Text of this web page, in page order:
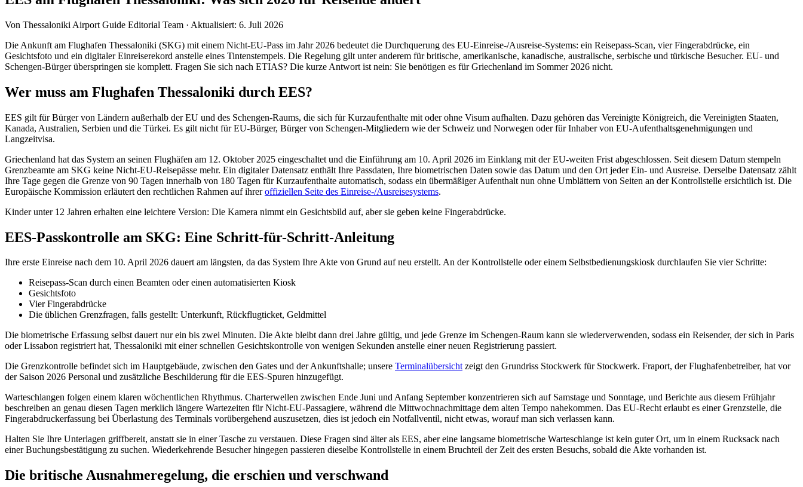
Von Thessaloniki Airport Guide Editorial Team · Aktualisiert: 6. Juli 2026
Die Ankunft am Flughafen Thessaloniki (SKG) mit einem Nicht-EU-Pass im Jahr 2026 bedeutet die Durchquerung des EU-Einreise-/Ausreise-Systems: ein Reisepass-Scan, vier Fingerabdrücke, ein
Gesichtsfoto und ein digitaler Einreiserekord anstelle eines Tintenstempels. Die Regelung gilt unter anderem für britische, amerikanische, kanadische, australische, serbische und türkische Besucher. EU- und
Schengen-Bürger überspringen sie komplett. Fragen Sie sich nach ETIAS? Die kurze Antwort ist nein: Sie benötigen es für Griechenland im Sommer 2026 nicht.
Wer muss am Flughafen Thessaloniki durch EES?
EES gilt für Bürger von Ländern außerhalb der EU und des Schengen-Raums, die sich für Kurzaufenthalte mit oder ohne Visum aufhalten. Dazu gehören das Vereinigte Königreich, die Vereinigten Staaten,
Kanada, Australien, Serbien und die Türkei. Es gilt nicht für EU-Bürger, Bürger von Schengen-Mitgliedern wie der Schweiz und Norwegen oder für Inhaber von EU-Aufenthaltsgenehmigungen und
Langzeitvisa.
Griechenland hat das System an seinen Flughäfen am 12. Oktober 2025 eingeschaltet und die Einführung am 10. April 2026 im Einklang mit der EU-weiten Frist abgeschlossen. Seit diesem Datum stempeln
Grenzbeamte am SKG keine Nicht-EU-Reisepässe mehr. Ein digitaler Datensatz enthält Ihre Passdaten, Ihre biometrischen Daten sowie das Datum und den Ort jeder Ein- und Ausreise. Derselbe Datensatz zählt
Ihre Tage gegen die Grenze von 90 Tagen innerhalb von 180 Tagen für Kurzaufenthalte automatisch, sodass ein übermäßiger Aufenthalt nun ohne Umblättern von Seiten an der Kontrollstelle ersichtlich ist. Die
Europäische Kommission erläutert den rechtlichen Rahmen auf ihreroffiziellen Seite des Einreise-/Ausreisesystems.
Kinder unter 12 Jahren erhalten eine leichtere Version: Die Kamera nimmt ein Gesichtsbild auf, aber sie geben keine Fingerabdrücke.
EES-Passkontrolle am SKG: Eine Schritt-für-Schritt-Anleitung
Ihre erste Einreise nach dem 10. April 2026 dauert am längsten, da das System Ihre Akte von Grund auf neu erstellt. An der Kontrollstelle oder einem Selbstbedienungskiosk durchlaufen Sie vier Schritte:
Reisepass-Scan durch einen Beamten oder einen automatisierten Kiosk
Gesichtsfoto
Vier Fingerabdrücke
Die üblichen Grenzfragen, falls gestellt: Unterkunft, Rückflugticket, Geldmittel
Die biometrische Erfassung selbst dauert nur ein bis zwei Minuten. Die Akte bleibt dann drei Jahre gültig, und jede Grenze im Schengen-Raum kann sie wiederverwenden, sodass ein Reisender, der sich in Paris
oder Lissabon registriert hat, Thessaloniki mit einer schnellen Gesichtskontrolle von wenigen Sekunden anstelle einer neuen Registrierung passiert.
Die Grenzkontrolle befindet sich im Hauptgebäude, zwischen den Gates und der Ankunftshalle; unsere Terminalübersichtzeigt den Grundriss Stockwerk für Stockwerk. Fraport, der Flughafenbetreiber, hat vor
der Saison 2026 Personal und zusätzliche Beschilderung für die EES-Spuren hinzugefügt.
Warteschlangen folgen einem klaren wöchentlichen Rhythmus. Charterwellen zwischen Ende Juni und Anfang September konzentrieren sich auf Samstage und Sonntage, und Berichte aus diesem Frühjahr
beschreiben an genau diesen Tagen merklich längere Wartezeiten für Nicht-EU-Passagiere, während die Mittwochnachmittage dem alten Tempo nahekommen. Das EU-Recht erlaubt es einer Grenzstelle, die
Fingerabdruckerfassung bei Überlastung des Terminals vorübergehend auszusetzen, dies ist jedoch ein Notfallventil, nicht etwas, worauf man sich verlassen kann.
Halten Sie Ihre Unterlagen griffbereit, anstatt sie in einer Tasche zu verstauen. Diese Fragen sind älter als EES, aber eine langsame biometrische Warteschlange ist kein guter Ort, um in einem Rucksack nach
einer Buchungsbestätigung zu suchen. Wiederkehrende Besucher hingegen passieren dieselbe Kontrollstelle in einem Bruchteil der Zeit des ersten Besuchs, sobald die Akte vorhanden ist.
Die britische Ausnahmeregelung, die erschien und verschwand